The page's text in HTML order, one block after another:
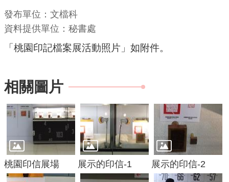
關
通
訊
錄
務
資
訊
民
服
務
發布單位：文檔科
資料提供單位：秘書處
「桃園印記檔案展活動照片」如附件。
相關圖片
桃園印信展場 展示的印信-1 展示的印信-2